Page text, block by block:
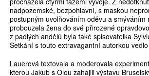
nadpozemské, bezpohlavní, s maskou
postupným uvolňováním oděvu a smýváním
probouzela žena do své přirozené
z padlých andělů byla také spisovatelka
Setkání s touto extravagantní autorkou
Lauerová textovala a moderovala
kterou Jakub s Olou zahájili výstavu